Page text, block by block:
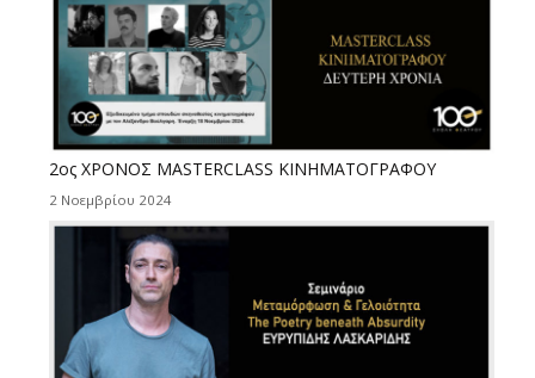
2ος ΧΡΟΝΟΣ MASTERCLASS ΚΙΝΗΜΑΤΟΓΡΑΦΟΥ
2 Νοεμβρίου 2024